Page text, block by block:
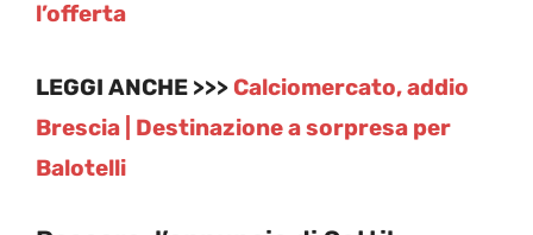
l’offerta
LEGGI ANCHE >>> Calciomercato, addio
Brescia | Destinazione a sorpresa per
Balotelli